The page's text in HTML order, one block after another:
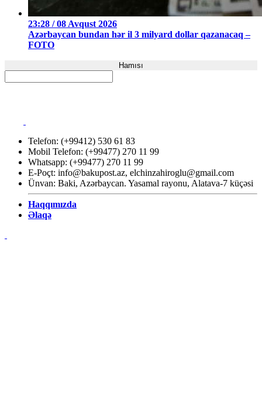
23:28 / 08 Avqust 2026
Azərbaycan bundan hər il 3 milyard dollar qazanacaq –
FOTO
Hamısı
Telefon: (+99412) 530 61 83
Mobil Telefon: (+99477) 270 11 99
Whatsapp: (+99477) 270 11 99
E-Poçt: info@bakupost.az, elchinzahiroglu@gmail.com
Ünvan: Baki, Azərbaycan. Yasamal rayonu, Alatava-7 küçəsi
Haqqımızda
Əlaqə